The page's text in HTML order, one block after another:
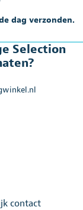
dag verzonden.
Selection
contact